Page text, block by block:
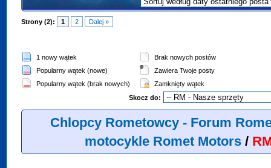
Strony (2): 1 2 Dalej »
1 nowy wątek
Popularny wątek (nowe)
Popularny wątek (brak nowych)
Brak nowych postów
Zawiera Twoje posty
Zamknięty wątek
Skocz do:
Chlopcy Rometowcy - Forum
motocykle Romet Motors /